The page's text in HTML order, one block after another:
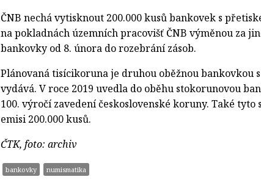
ČNB nechá vytisknout 200.000 kusů bankovek s
na pokladnách územních pracovišť ČNB výměnou za
bankovky od 8. února do rozebrání zásob.
Plánovaná tisícikoruna je druhou oběžnou bankovkou
vydává. V roce 2019 uvedla do oběhu stokorunovou
100. výročí zavedení československé koruny. Také
emisi 200.000 kusů.
ČTK, foto: archiv
bankovky numismatika